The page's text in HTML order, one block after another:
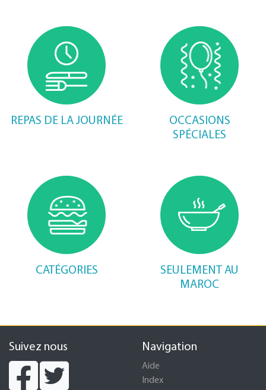
REPAS DE LA JOURNÉE
OCCASIONS
SPÉCIALES
CATÉGORIES
SEULEMENT AU
MAROC
Suivez nous Navigation
Aide
Index